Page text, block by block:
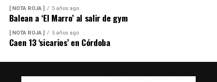
[ NOTA ROJA ] 5 años ago
Balean a ‘El Marro’ al salir de gym
[ NOTA ROJA ] 5 años ago
Caen 13 ‘sicarios’ en Córdoba